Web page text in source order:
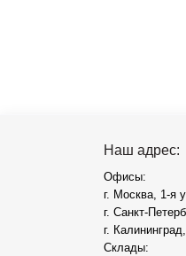
Наш адрес:
Офисы:
г. Москва, 1-я
г. Санкт-
г.
Склады: